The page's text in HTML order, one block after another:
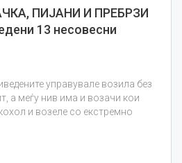
ПИЈАНИ И ПРЕБРЗИ
13 несовесни
управувале возила без
а меѓу нив има и возачи кои
и возеле со екстремно